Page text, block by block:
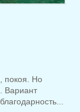
покоя. Но
Вариант